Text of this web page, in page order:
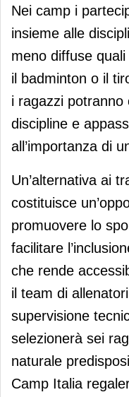
Nei camp i
insieme alle
meno diffuse
il badminton o il
i ragazzi potranno
discipline e
all’importanza di
Un’alternativa ai
costituisce
promuovere lo
facilitare
che rende
il team di
supervisione
selezionerà sei
naturale
Camp Italia